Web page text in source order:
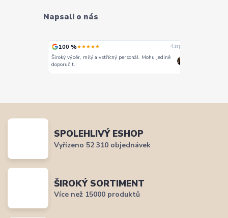
Napsali o nás
100 %★★★★★ 4. srpna
Široký výběr, milý a vstřícný personál. Mohu jedině
doporučit.
SPOLEHLIVÝ ESHOP
Vyřízeno 52 310 objednávek
ŠIROKÝ SORTIMENT
Více než 15000 produktů